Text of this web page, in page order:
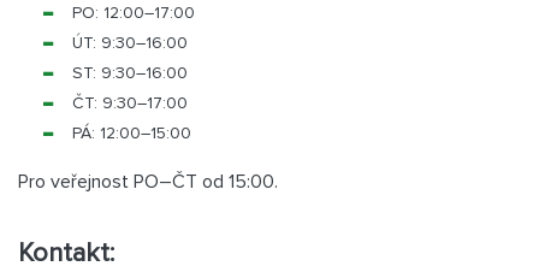
PO: 12:00–⁠⁠⁠⁠⁠⁠17:00
ÚT: 9:30–⁠⁠⁠⁠⁠⁠16:00
ST: 9:30–⁠⁠⁠⁠⁠⁠16:00
ČT: 9:30–⁠⁠⁠⁠⁠⁠17:00
PÁ: 12:00–⁠⁠⁠⁠⁠⁠15:00
Pro veřejnost PO–⁠ČT od 15:00.
Kontakt: